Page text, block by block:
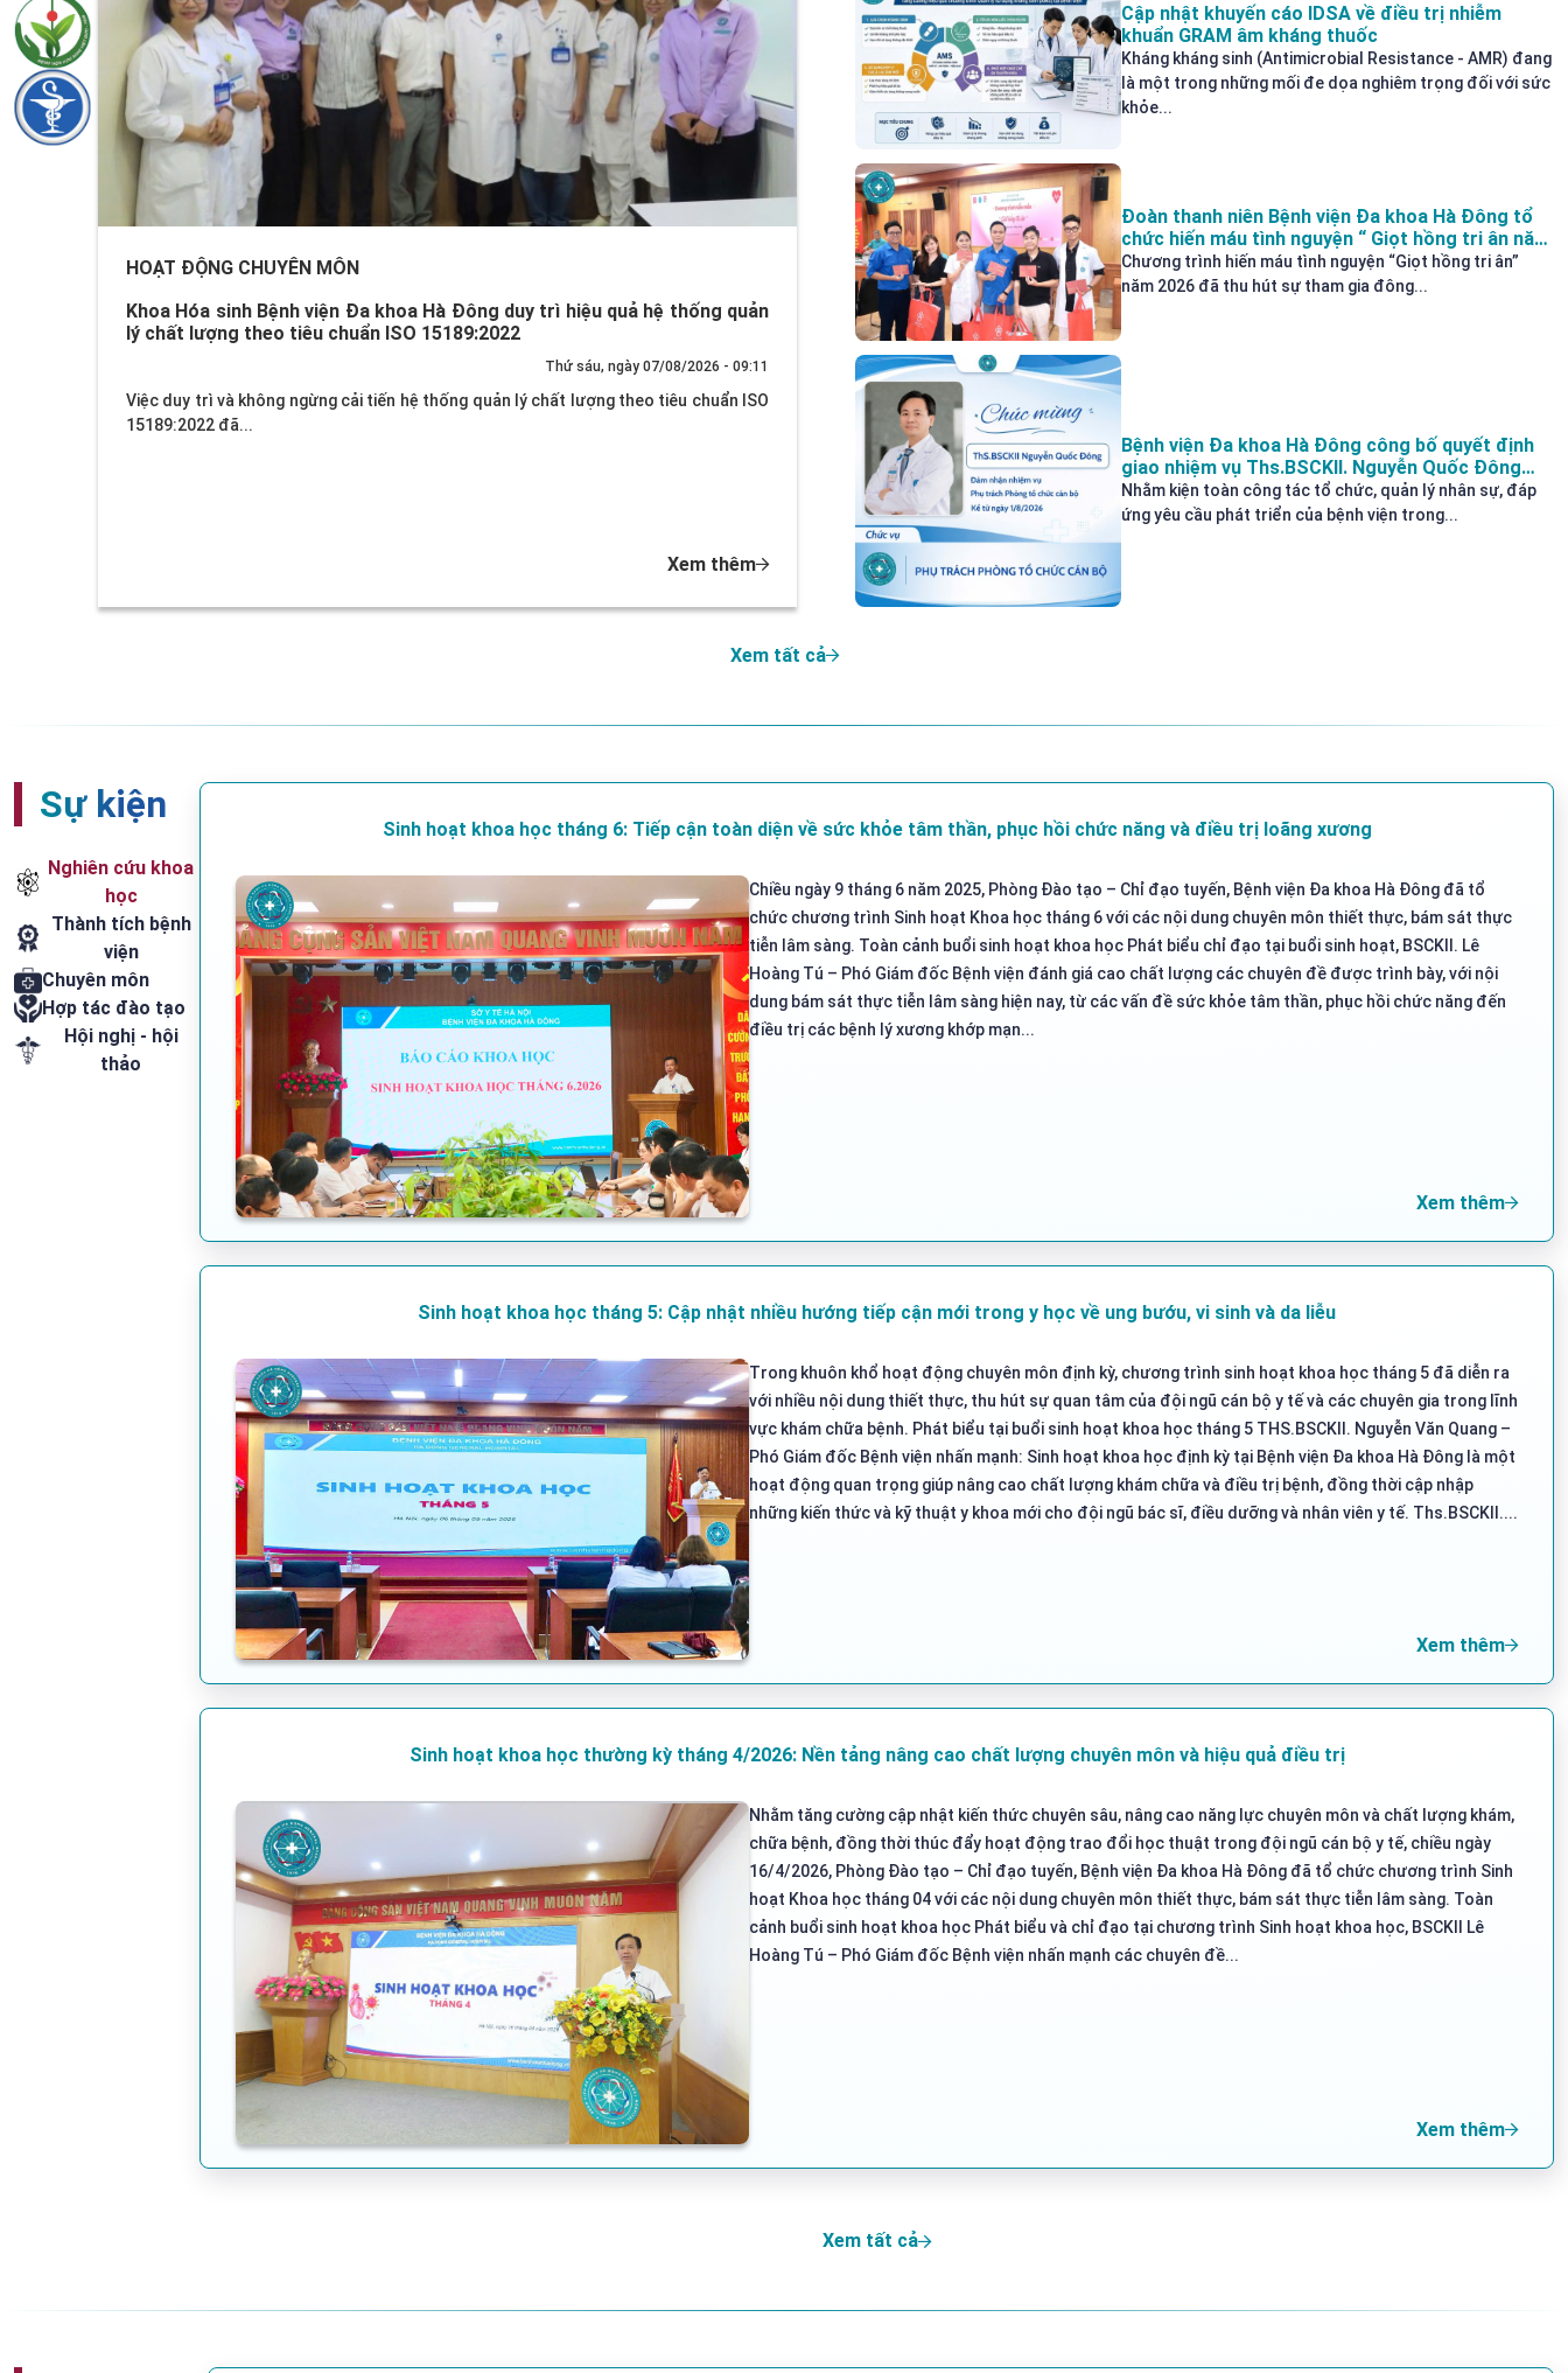
HOẠT ĐỘNG CHUYÊN MÔN
Khoa Hóa sinh Bệnh viện Đa khoa Hà Đông duy trì hiệu quả hệ thống quản
lý chất lượng theo tiêu chuẩn ISO 15189:2022
Thứ sáu, ngày 07/08/2026 - 09:11
Việc duy trì và không ngừng cải tiến hệ thống quản lý chất lượng theo tiêu chuẩn ISO
15189:2022 đã...
Xem thêm
Cập nhật khuyến cáo IDSA về điều trị nhiễm
khuẩn GRAM âm kháng thuốc
Kháng kháng sinh (Antimicrobial Resistance - AMR) đang
là một trong những mối đe dọa nghiêm trọng đối với sức
khỏe...
Đoàn thanh niên Bệnh viện Đa khoa Hà Đông tổ
chức hiến máu tình nguyện “ Giọt hồng tri ân năm
2026
Chương trình hiến máu tình nguyện “Giọt hồng tri ân”
năm 2026 đã thu hút sự tham gia đông...
Bệnh viện Đa khoa Hà Đông công bố quyết định
giao nhiệm vụ Ths.BSCKII. Nguyễn Quốc Đông
Phụ trách phòng Tổ chức cán bộ
Nhằm kiện toàn công tác tổ chức, quản lý nhân sự, đáp
ứng yêu cầu phát triển của bệnh viện trong...
Xem tất cả
Sự kiện
Nghiên cứu khoa
học
Thành tích bệnh
viện
Chuyên môn
Hợp tác đào tạo
Hội nghị - hội
thảo
Sinh hoạt khoa học tháng 6: Tiếp cận toàn diện về sức khỏe tâm thần, phục hồi chức năng và điều trị loãng xương
Chiều ngày 9 tháng 6 năm 2025, Phòng Đào tạo – Chỉ đạo tuyến, Bệnh viện Đa khoa Hà Đông đã tổ
chức chương trình Sinh hoạt Khoa học tháng 6 với các nội dung chuyên môn thiết thực, bám sát thực
tiễn lâm sàng. Toàn cảnh buổi sinh hoạt khoa học Phát biểu chỉ đạo tại buổi sinh hoạt, BSCKII. Lê
Hoàng Tú – Phó Giám đốc Bệnh viện đánh giá cao chất lượng các chuyên đề được trình bày, với nội
dung bám sát thực tiễn lâm sàng hiện nay, từ các vấn đề sức khỏe tâm thần, phục hồi chức năng đến
điều trị các bệnh lý xương khớp mạn...
Xem thêm
Sinh hoạt khoa học tháng 5: Cập nhật nhiều hướng tiếp cận mới trong y học về ung bướu, vi sinh và da liễu
Trong khuôn khổ hoạt động chuyên môn định kỳ, chương trình sinh hoạt khoa học tháng 5 đã diễn ra
với nhiều nội dung thiết thực, thu hút sự quan tâm của đội ngũ cán bộ y tế và các chuyên gia trong lĩnh
vực khám chữa bệnh. Phát biểu tại buổi sinh hoạt khoa học tháng 5 THS.BSCKII. Nguyễn Văn Quang –
Phó Giám đốc Bệnh viện nhấn mạnh: Sinh hoạt khoa học định kỳ tại Bệnh viện Đa khoa Hà Đông là một
hoạt động quan trọng giúp nâng cao chất lượng khám chữa và điều trị bệnh, đồng thời cập nhập
những kiến thức và kỹ thuật y khoa mới cho đội ngũ bác sĩ, điều dưỡng và nhân viên y tế. Ths.BSCKII....
Xem thêm
Sinh hoạt khoa học thường kỳ tháng 4/2026: Nền tảng nâng cao chất lượng chuyên môn và hiệu quả điều trị
Nhằm tăng cường cập nhật kiến thức chuyên sâu, nâng cao năng lực chuyên môn và chất lượng khám,
chữa bệnh, đồng thời thúc đẩy hoạt động trao đổi học thuật trong đội ngũ cán bộ y tế, chiều ngày
16/4/2026, Phòng Đào tạo – Chỉ đạo tuyến, Bệnh viện Đa khoa Hà Đông đã tổ chức chương trình Sinh
hoạt Khoa học tháng 04 với các nội dung chuyên môn thiết thực, bám sát thực tiễn lâm sàng. Toàn
cảnh buổi sinh hoạt khoa học Phát biểu và chỉ đạo tại chương trình Sinh hoạt khoa học, BSCKII Lê
Hoàng Tú – Phó Giám đốc Bệnh viện nhấn mạnh các chuyên đề...
Xem thêm
Xem tất cả